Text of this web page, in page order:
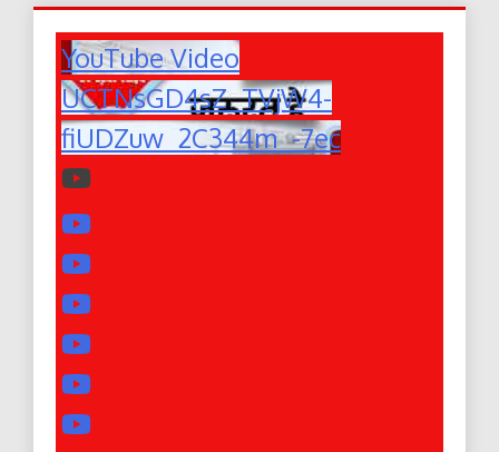
YouTube Video
UCTNsGD4sZ_TVjW4-
fiUDZuw_2C344m_-7ec